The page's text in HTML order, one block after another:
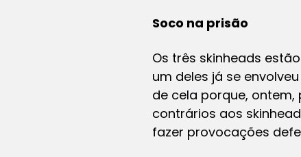
Soco na prisão
Os três skinheads
um deles já se
de cela porque,
contrários aos
fazer provocações